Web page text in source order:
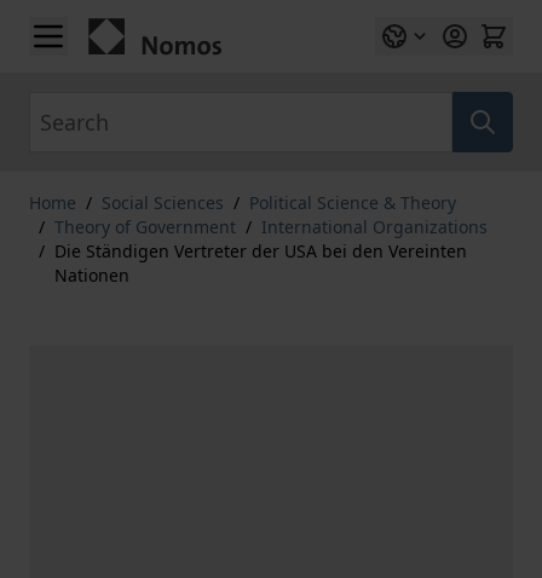
Skip to Content
Home / Social Sciences / Political Science & Theory
/ Theory of Government / International Organizations
/ Die Ständigen Vertreter der USA bei den Vereinten
Nationen